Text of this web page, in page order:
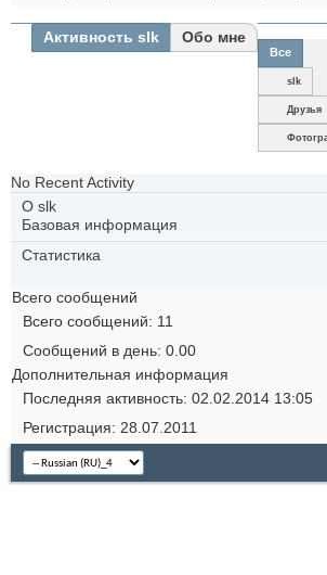
Активность slk Обо мне
Все
slk
Друзья
No Recent Activity
О slk
Базовая информация
Статистика
Всего сообщений
Всего сообщений
11
Сообщений в день 0.00
Дополнительная информация
Последняя активность 02.02.2014 13:05
Регистрация
28.07.2011